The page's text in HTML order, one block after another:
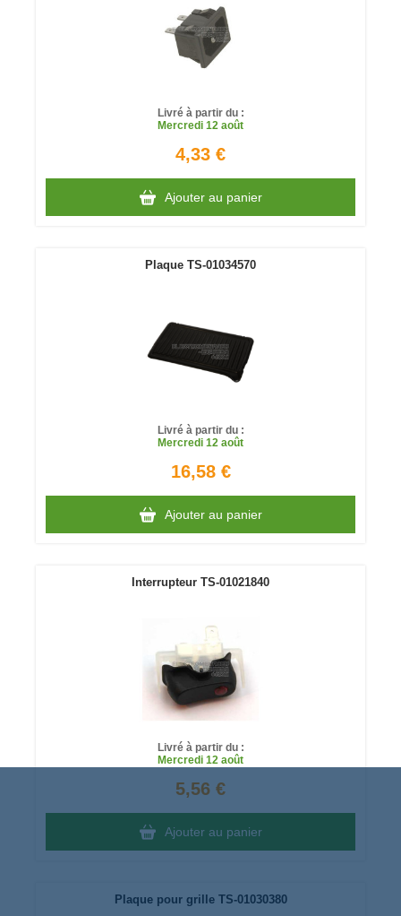
Livré à partir du :
Mercredi 12 août
4,33 €
Ajouter au panier
Plaque TS-01034570
Livré à partir du :
Mercredi 12 août
16,58 €
Ajouter au panier
Interrupteur TS-01021840
Livré à partir du :
Mercredi 12 août
5,56 €
Ajouter au panier
Plaque pour grille TS-01030380